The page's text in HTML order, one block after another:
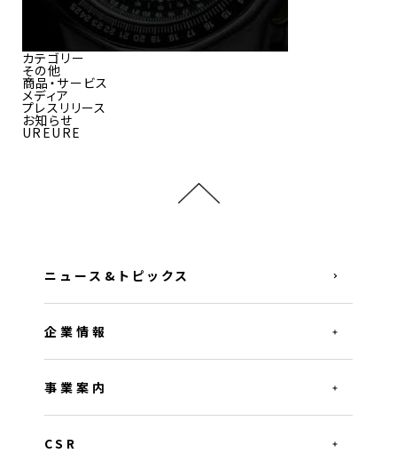
カテゴリー
その他
商品・サービス
メディア
プレスリリース
お知らせ
UREURE
ニュース&トピックス
企業情報
事業案内
CSR